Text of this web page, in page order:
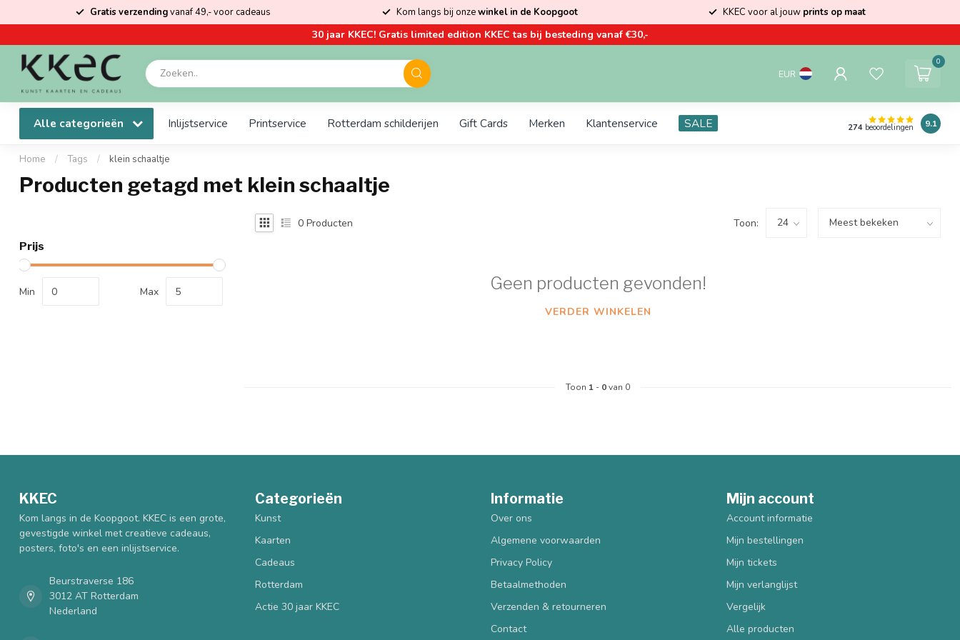
Gratis verzendingvanaf 49,- voor cadeaus Kom langs bij onzewinkel in de Koopgoot KKEC voor al jouw prints op maat
30 jaar KKEC! Gratis limited edition KKEC tas bij besteding vanaf €30,-
EUR
0
Alle categorieën Inlijstservice Printservice Rotterdam schilderijen Gift Cards Merken Klantenservice SALE 274 beoordelingen 9.1
Home / Tags / klein schaaltje
Producten getagd met klein schaaltje
Prijs
Min Max
0 Producten Toon:
Geen producten gevonden!
VERDER WINKELEN
Toon 1 - 0van 0
KKEC
Kom langs in de Koopgoot. KKEC is een grote,
gevestigde winkel met creatieve cadeaus,
posters, foto's en een inlijstservice.
Beurstraverse 186
3012 AT Rotterdam
Nederland
Categorieën
Kunst
Kaarten
Cadeaus
Rotterdam
Actie 30 jaar KKEC
Informatie
Over ons
Algemene voorwaarden
Privacy Policy
Betaalmethoden
Verzenden & retourneren
Contact
Mijn account
Account informatie
Mijn bestellingen
Mijn tickets
Mijn verlanglijst
Vergelijk
Alle producten